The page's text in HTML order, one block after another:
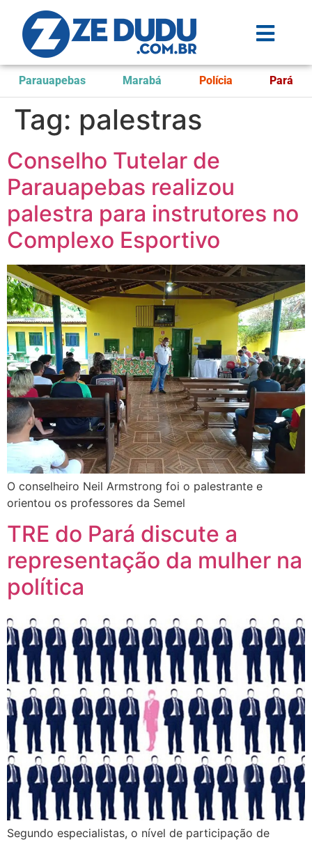
Parauapebas Marabá Polícia Pará
Tag: palestras
Conselho Tutelar de
Parauapebas realizou
palestra para instrutores no
Complexo Esportivo
O conselheiro Neil Armstrong foi o palestrante e
orientou os professores da Semel
TRE do Pará discute a
representação da mulher na
política
Segundo especialistas, o nível de participação de